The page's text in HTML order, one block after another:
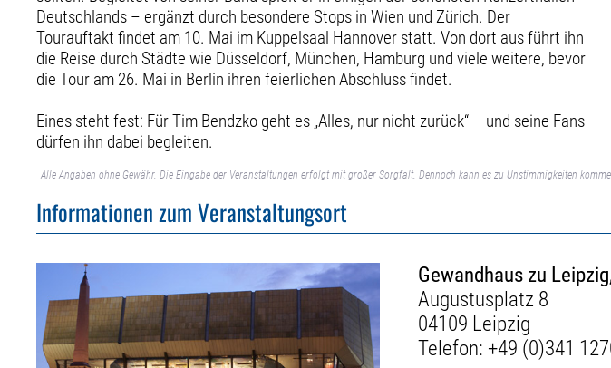
Deutschlands – ergänzt durch besondere Stops in Wien und Zürich. Der
Tourauftakt findet am 10. Mai im Kuppelsaal Hannover statt. Von dort aus führt ihn
die Reise durch Städte wie Düsseldorf, München, Hamburg und viele weitere, bevor
die Tour am 26. Mai in Berlin ihren feierlichen Abschluss findet.
Eines steht fest: Für Tim Bendzko geht es „Alles, nur nicht zurück“ – und seine Fans
dürfen ihn dabei begleiten.
Alle Angaben ohne Gewähr. Die Eingabe der Veranstaltungen erfolgt mit großer Sorgfalt. Dennoch kann es zu Unstimmigkeiten
Informationen zum Veranstaltungsort
Gewandhaus zu
Augustusplatz 8
04109 Leipzig
Telefon: +49 (0)341